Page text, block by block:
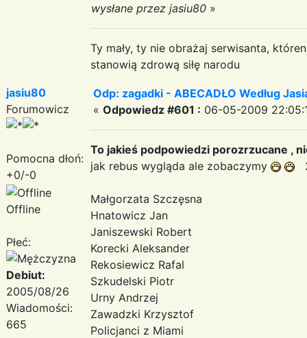
wysłane przez jasiu80 »
Ty mały, ty nie obrażaj serwisanta,
stanowią zdrową siłę narodu
jasiu80
Forumowicz
Pomocna dłoń:
+0/-0
Offline
Płeć:
Debiut:
2005/08/26
Wiadomości:
665
Odp: zagadki - ABECADŁO Według
« Odpowiedz #601 : 06-05-2009
To jakieś podpowiedzi porozrzucane ,
jak rebus wygląda ale zobaczymy
Małgorzata Szczęsna
Hnatowicz Jan
Janiszewski Robert
Korecki Aleksander
Rekosiewicz Rafal
Szkudelski Piotr
Urny Andrzej
Zawadzki Krzysztof
Policjanci z Miami